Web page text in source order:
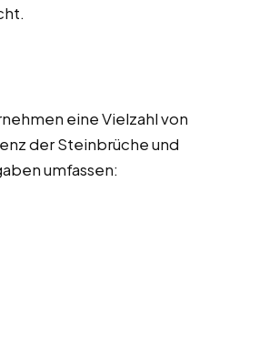
eine Vielzahl von
der Steinbrüche und
umfassen: